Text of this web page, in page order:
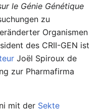
le Génie Génétique
zu
Organismen
des CRII-GEN ist
Joël Spiroux de
zur Pharmafirma
mit der Sekte